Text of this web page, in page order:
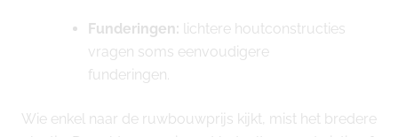
Funderingen: lichtere houtconstructies
vragen soms eenvoudigere
funderingen.
Wie enkel naar de ruwbouwprijs kijkt, mist het bredere